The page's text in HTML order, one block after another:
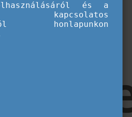
és a
kapcsolatos
honlapunkon